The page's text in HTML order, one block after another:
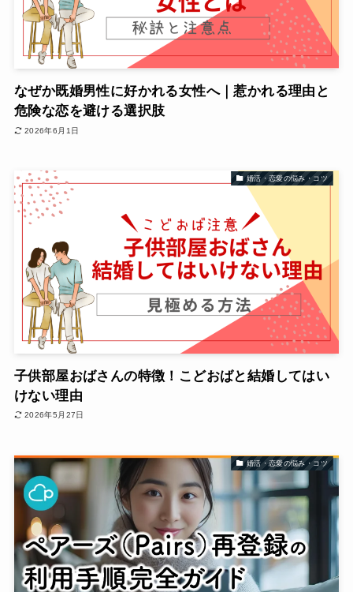
なぜか既婚男性に好かれる女性へ｜惹かれる理由と
危険な恋を避ける選択肢
2026年6月1日
婚活・恋愛の悩み・コツ
子供部屋おばさんの特徴！こどおばと結婚してはい
けない理由
2026年5月27日
婚活・恋愛の悩み・コツ